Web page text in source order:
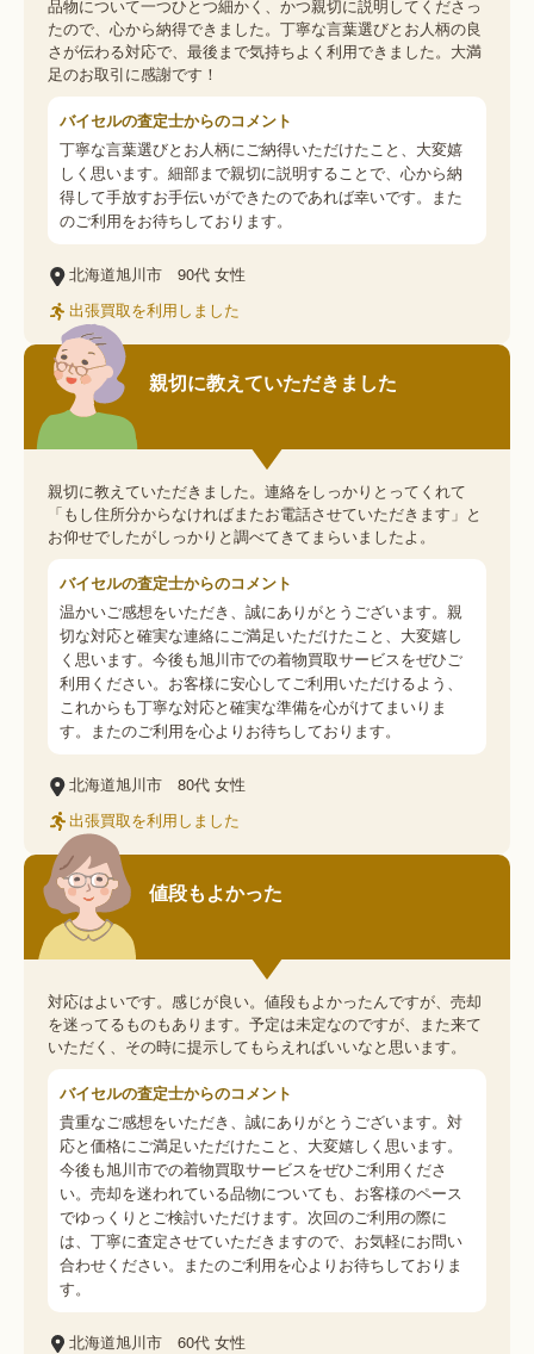
品物について一つひとつ細かく、かつ親切に説明してくださっ
たので、心から納得できました。丁寧な言葉選びとお人柄の良
さが伝わる対応で、最後まで気持ちよく利用できました。大満
足のお取引に感謝です！
バイセルの査定士からのコメント
丁寧な言葉選びとお人柄にご納得いただけたこと、大変嬉
しく思います。細部まで親切に説明することで、心から納
得して手放すお手伝いができたのであれば幸いです。また
のご利用をお待ちしております。
北海道旭川市 90代 女性
出張買取を利用しました
親切に教えていただきました
親切に教えていただきました。連絡をしっかりとってくれて
「もし住所分からなければまたお電話させていただきます」と
お仰せでしたがしっかりと調べてきてまらいましたよ。
バイセルの査定士からのコメント
温かいご感想をいただき、誠にありがとうございます。親
切な対応と確実な連絡にご満足いただけたこと、大変嬉し
く思います。今後も旭川市での着物買取サービスをぜひご
利用ください。お客様に安心してご利用いただけるよう、
これからも丁寧な対応と確実な準備を心がけてまいりま
す。またのご利用を心よりお待ちしております。
北海道旭川市 80代 女性
出張買取を利用しました
値段もよかった
対応はよいです。感じが良い。値段もよかったんですが、売却
を迷ってるものもあります。予定は未定なのですが、また来て
いただく、その時に提示してもらえればいいなと思います。
バイセルの査定士からのコメント
貴重なご感想をいただき、誠にありがとうございます。対
応と価格にご満足いただけたこと、大変嬉しく思います。
今後も旭川市での着物買取サービスをぜひご利用くださ
い。売却を迷われている品物についても、お客様のペース
でゆっくりとご検討いただけます。次回のご利用の際に
は、丁寧に査定させていただきますので、お気軽にお問い
合わせください。またのご利用を心よりお待ちしておりま
す。
北海道旭川市 60代 女性